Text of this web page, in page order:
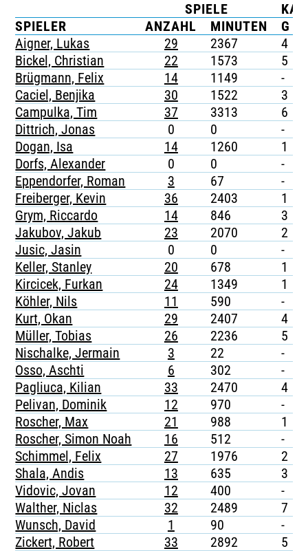
TICKETING
SPIELE
SPIELER
ANZAHL MINUTEN G
Aigner, Lukas
29 2367 4
Bickel, Christian
22 1573 5
Brügmann, Felix
14 1149 -
Caciel, Benjika
30 1522 3
Campulka, Tim
37 3313 6
Dittrich, Jonas
0 0 -
Dogan, Isa
14 1260 1
Dorfs, Alexander
0 0 -
Eppendorfer, Roman
3 67 -
Freiberger, Kevin
36 2403 1
Grym, Riccardo
14 846 3
Jakubov, Jakub
23 2070 2
Jusic, Jasin
0 0 -
Keller, Stanley
20 678 1
Kircicek, Furkan
24 1349 1
Köhler, Nils
11 590 -
Kurt, Okan
29 2407 4
Müller, Tobias
26 2236 5
Nischalke, Jermain
3 22 -
Osso, Aschti
6 302 -
Pagliuca, Kilian
33 2470 4
Pelivan, Dominik
12 970 -
Roscher, Max
21 988 1
Roscher, Simon Noah
16 512 -
Schimmel, Felix
27 1976 2
Shala, Andis
13 635 3
Vidovic, Jovan
12 400 -
Walther, Niclas
32 2489 7
Wunsch, David
1 90 -
Zickert, Robert
33 2892 5